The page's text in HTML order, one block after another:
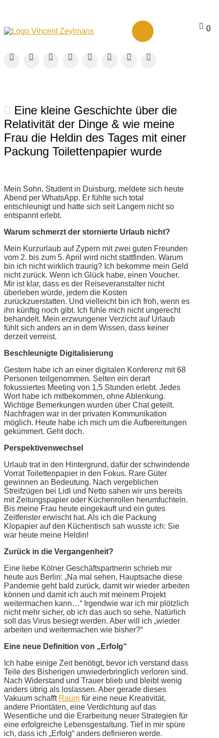
0
Eine kleine Geschichte über die
Relativität der Dinge & wie meine
Frau die Heldin des Tages mit einer
Packung Toilettenpapier wurde
Mein Sohn, Student in Duisburg, meldete sich heute
Abend per WhatsApp. Er fühlte sich total
entschleunigt und hatte sich seit Langem nicht so
entspannt erlebt.
Warum schmerzt der stornierte Urlaub nicht?
Mein Kurzurlaub auf Zypern mit zwei guten Freunden
vom 2. bis zum 5. April wird nicht stattfinden. Warum
bin ich nicht wirklich traurig? Ich bekomme mein Geld
nicht zurück. Wenn ich Glück habe, einen Voucher.
Mir ist klar, dass es der Reiseveranstalter nicht
überleben würde, jedem die Kosten
zurückzuerstatten. Und vielleicht bin ich froh, wenn es
ihn künftig noch gibt. Ich fühle mich nicht ungerecht
behandelt. Mein erzwungener Verzicht auf Urlaub
fühlt sich anders an in dem Wissen, dass keiner
derzeit verreist.
Beschleunigte Digitalisierung
Gestern habe ich an einer digitalen Konferenz mit 68
Personen teilgenommen. Selten ein derart
fokussiertes Meeting von 1,5 Stunden erlebt. Jedes
Wort habe ich mitbekommen, ohne Ablenkung.
Wichtige Bemerkungen wurden über Chat geteilt.
Nachfragen war in der privaten Kommunikation
möglich. Heute habe ich mich um die Aufbereitungen
gekümmert. Geht doch.
Perspektivenwechsel
Urlaub trat in den Hintergrund, dafür der schwindende
Vorrat Toilettenpapier in den Fokus. Rare Güter
gewinnen an Bedeutung. Nach vergeblichen
Streifzügen bei Lidl und Netto sahen wir uns bereits
mit Zeitungspapier oder Küchenrollen herumfuchteln.
Bis meine Frau heute eingekauft und ein gutes
Zeitfenster erwischt hat. Als ich die Packung
Klopapier auf den Küchentisch sah wusste ich: Sie
war heute meine Heldin!
Zurück in die Vergangenheit?
Eine liebe Kölner Geschäftspartnerin schrieb mir
heute aus Berlin: „Na mal sehen, Hauptsache diese
Pandemie geht bald zurück, damit wir wieder arbeiten
können und damit ich auch mit meinem Projekt
weitermachen kann…“ Irgendwie war ich mir plötzlich
nicht mehr sicher, ob ich das auch so sehe. Natürlich
soll das Virus besiegt werden. Aber will ich „wieder
arbeiten und weitermachen wie bisher?“
Eine neue Definition von „Erfolg“
Ich habe einige Zeit benötigt, bevor ich verstand dass
Teile des Bisherigen unwiederbringlich verloren sind.
Nach Widerstand und Trauer blieb und bleibt wenig
anders übrig als loslassen. Aber gerade dieses
Vakuum schafft Raum für eine neue Kreativität,
andere Prioritäten, eine Verdichtung auf das
Wesentliche und die Erarbeitung neuer Strategien für
eine erfolgreiche Lebensgestaltung. Tief in mir spüre
ich, dass ich „Erfolg“ anders definieren werde.